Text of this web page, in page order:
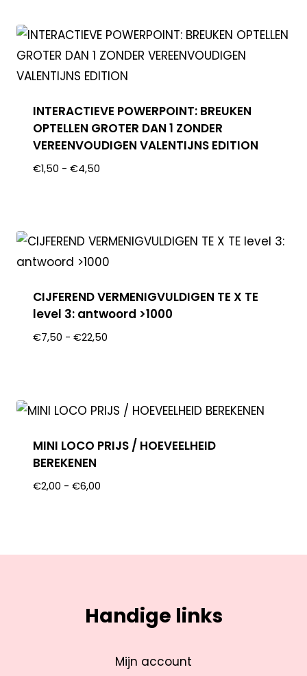
INTERACTIEVE POWERPOINT: BREUKEN
OPTELLEN GROTER DAN 1 ZONDER
VEREENVOUDIGEN VALENTIJNS EDITION
€1,50 - €4,50
CIJFEREND VERMENIGVULDIGEN TE X TE
level 3: antwoord >1000
€7,50 - €22,50
MINI LOCO PRIJS / HOEVEELHEID
BEREKENEN
€2,00 - €6,00
Handige links
Mijn account